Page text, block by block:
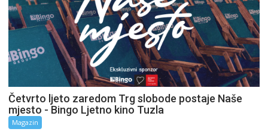
Četvrto ljeto zaredom Trg slobode postaje Naše
mjesto - Bingo Ljetno kino Tuzla
Magazin